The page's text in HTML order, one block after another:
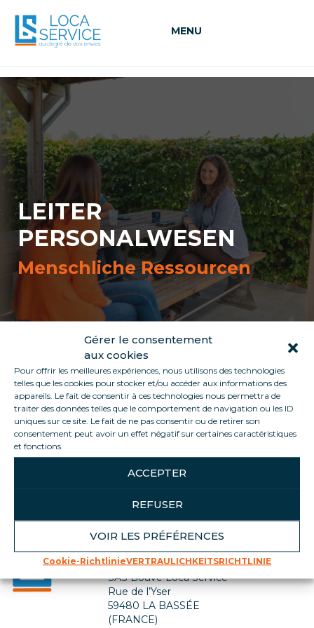
Gérer le consentement
aux cookies
Pour offrir les meilleures expériences, nous utilisons des technologies
telles que les cookies pour stocker et/ou accéder aux informations des
appareils. Le fait de consentir à ces technologies nous permettra de
traiter des données telles que le comportement de navigation ou les ID
uniques sur ce site. Le fait de ne pas consentir ou de retirer son
consentement peut avoir un effet négatif sur certaines caractéristiques
et fonctions.
ACCEPTER
REFUSER
VOIR LES PRÉFÉRENCES
Cookie-RichtlinieVERTRAULICHKEITSRICHTLINIE
MENU
LEITER
PERSONALWESEN
Menschliche Ressourcen
Zurück zur Jobliste
Kontaktiere uns
SIÈGE SOCIAL
SAS Bouve Loca Service
Rue de l’Yser
59480 LA BASSÉE
(FRANCE)